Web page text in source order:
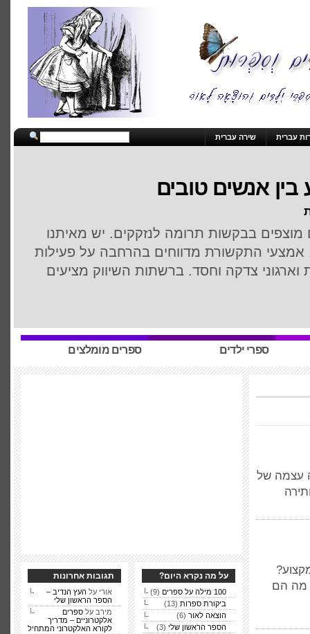
עברית שירה עברית
אנשים טובים
מוצפים בבקשות תרומה לנזקקים. יש מאיתנו
התקשורת מדווחים בהרחבה על פעילות
צדקה וחסד. ברשתות השיווק מציעים
ספרי ילדים ספרים מומלצים
עצמה של
מה הם
על מה נקרא היום?
100 מילה על ספרים
(9)
ביקורת ספרות (13)
הוצאה לאור (6)
הספר הראשון שלי (3)
תגובות אחרונות
אורי על העץ הנדיב –
הספר הראשון שלי
מירב על ספרים
אלקטרוניים – מדריך
לקורא האלקטרוני המתחיל